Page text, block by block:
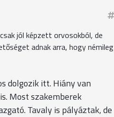
jól képzett orvosokból, de
adnak arra, hogy némileg
dolgozik itt. Hiány van
Most szakemberek
Tavaly is pályáztak, de